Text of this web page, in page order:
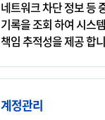
네트워크 차단 정보 등
기록을 조회 하여 시스
책임 추적성을 제공 합
계정관리